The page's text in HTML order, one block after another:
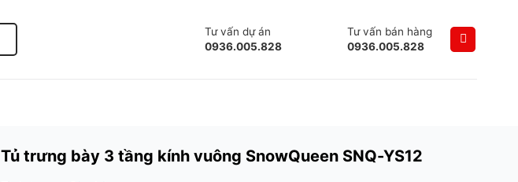
Tư vấn dự án
0936.005.828
Tư vấn bán hàng
0936.005.828
Tủ trưng bày 3 tầng kính vuông SnowQueen SNQ-YS12